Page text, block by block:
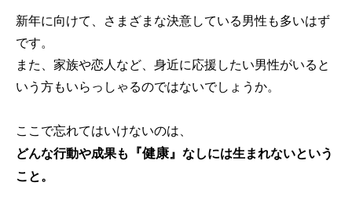
新年に向けて、さまざまな決意している男性も多いはず
です。
また、家族や恋人など、身近に応援したい男性がいると
いう方もいらっしゃるのではないでしょうか。
ここで忘れてはいけないのは、
どんな行動や成果も 『健康』 なしには生まれないという
こと。